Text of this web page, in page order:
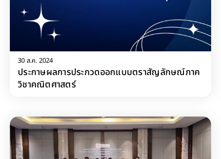
30 ส.ค. 2024
ประกาษผลการประกวดออกแบบตราสัญลักษณ์ภาค
วิชาคณิตศาสตร์